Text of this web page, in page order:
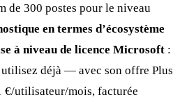
de 300 postes pour le niveau
en termes d’écosystème
à niveau de licence Microsoft :
utilisez déjà — avec son offre Plus
€/utilisateur/mois, facturée